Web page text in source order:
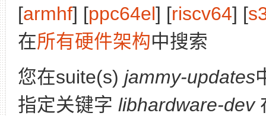
[armhf] [ppc64el] [riscv64] [
在所有硬件架构中搜索
您在suite(s) jammy-updates
指定关键字 libhardware-dev